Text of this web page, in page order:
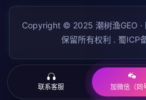
联系客服 加微信（同
Copyright © 2025 潮树渔GEO ·
保留所有权利 . 蜀ICP